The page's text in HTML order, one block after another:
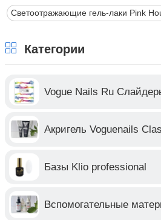
Светоотражающие гель-лаки Pink
Категории
Vogue Nails Ru
Акригель Voguenails
Базы Klio professional
Вспомогательные